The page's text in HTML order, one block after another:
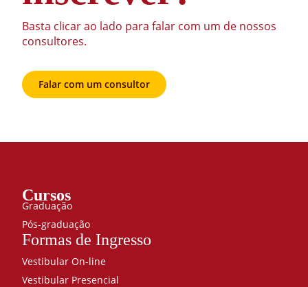
Basta clicar ao lado para falar com um de nossos
consultores.
Falar com um consultor
Cursos
Graduação
Pós-graduação
Formas de Ingresso
Vestibular On-line
Vestibular Presencial